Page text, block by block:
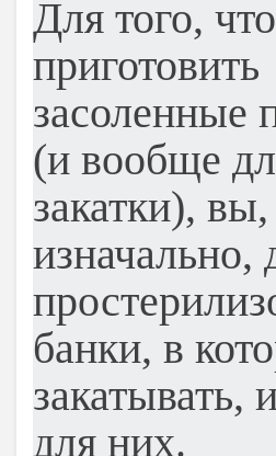
Для того,
приготовить
засоленные
(и вообще
закатки), вы,
банки, в
для них.